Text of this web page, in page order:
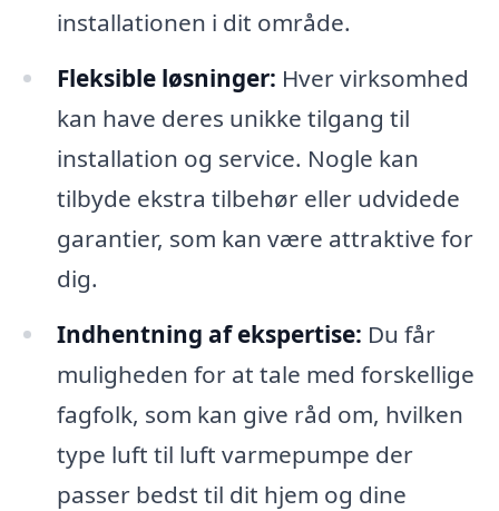
installationen i dit område.
Fleksible løsninger: Hver virksomhed
kan have deres unikke tilgang til
installation og service. Nogle kan
tilbyde ekstra tilbehør eller udvidede
garantier, som kan være attraktive for
dig.
Indhentning af ekspertise: Du får
muligheden for at tale med forskellige
fagfolk, som kan give råd om, hvilken
type luft til luft varmepumpe der
passer bedst til dit hjem og dine